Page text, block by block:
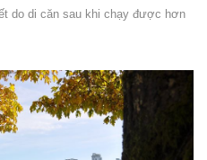
do di căn sau khi chạy được hơn